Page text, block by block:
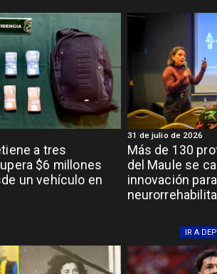
a tres
$6 millones
un vehículo en
Más de 130
del Maule se
innovación
31 de julio de 2026
IR A